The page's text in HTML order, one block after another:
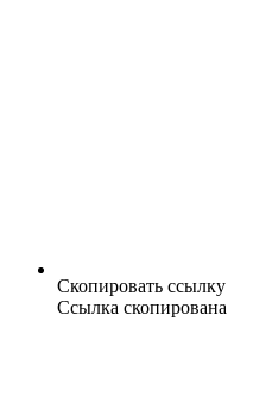
Скопировать ссылку
Ссылка скопирована